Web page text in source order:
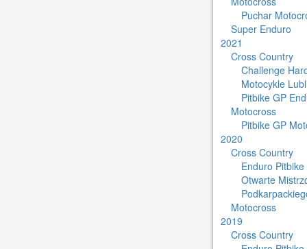
Puchar
Super Enduro
2021
Cross Country
Challenge
Motocykle
Pitbike GP
Motocross
Pitbike GP
2020
Cross Country
Enduro Pitbike
Otwarte
Motocross
2019
Cross Country